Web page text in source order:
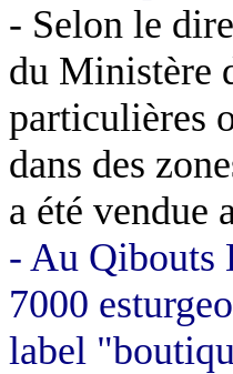
- Selon le
du Ministère
particulières
dans des
a été vendue
- Au Qibouts
7000
label